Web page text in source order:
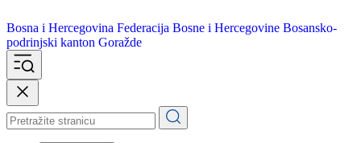
Bosna i Hercegovina
podrinjski kanton Goražde